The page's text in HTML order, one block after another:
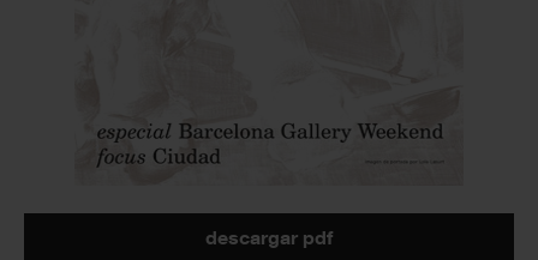
descargar pdf